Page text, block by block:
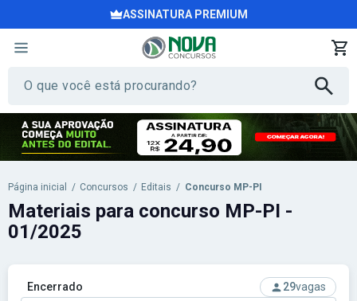
ASSINATURA PREMIUM
Página inicial / Concursos / Editais / Concurso MP-PI
Encerrado 29vagas
Materiais para concurso MP-PI -
01/2025